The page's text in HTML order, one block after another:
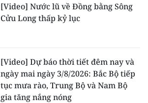
[Video] Nước lũ về Đồng bằng Sông
Cửu Long thấp kỷ lục
[Video] Dự báo thời tiết đêm nay và
ngày mai ngày 3/8/2026: Bắc Bộ tiếp
tục mưa rào, Trung Bộ và Nam Bộ
gia tăng nắng nóng